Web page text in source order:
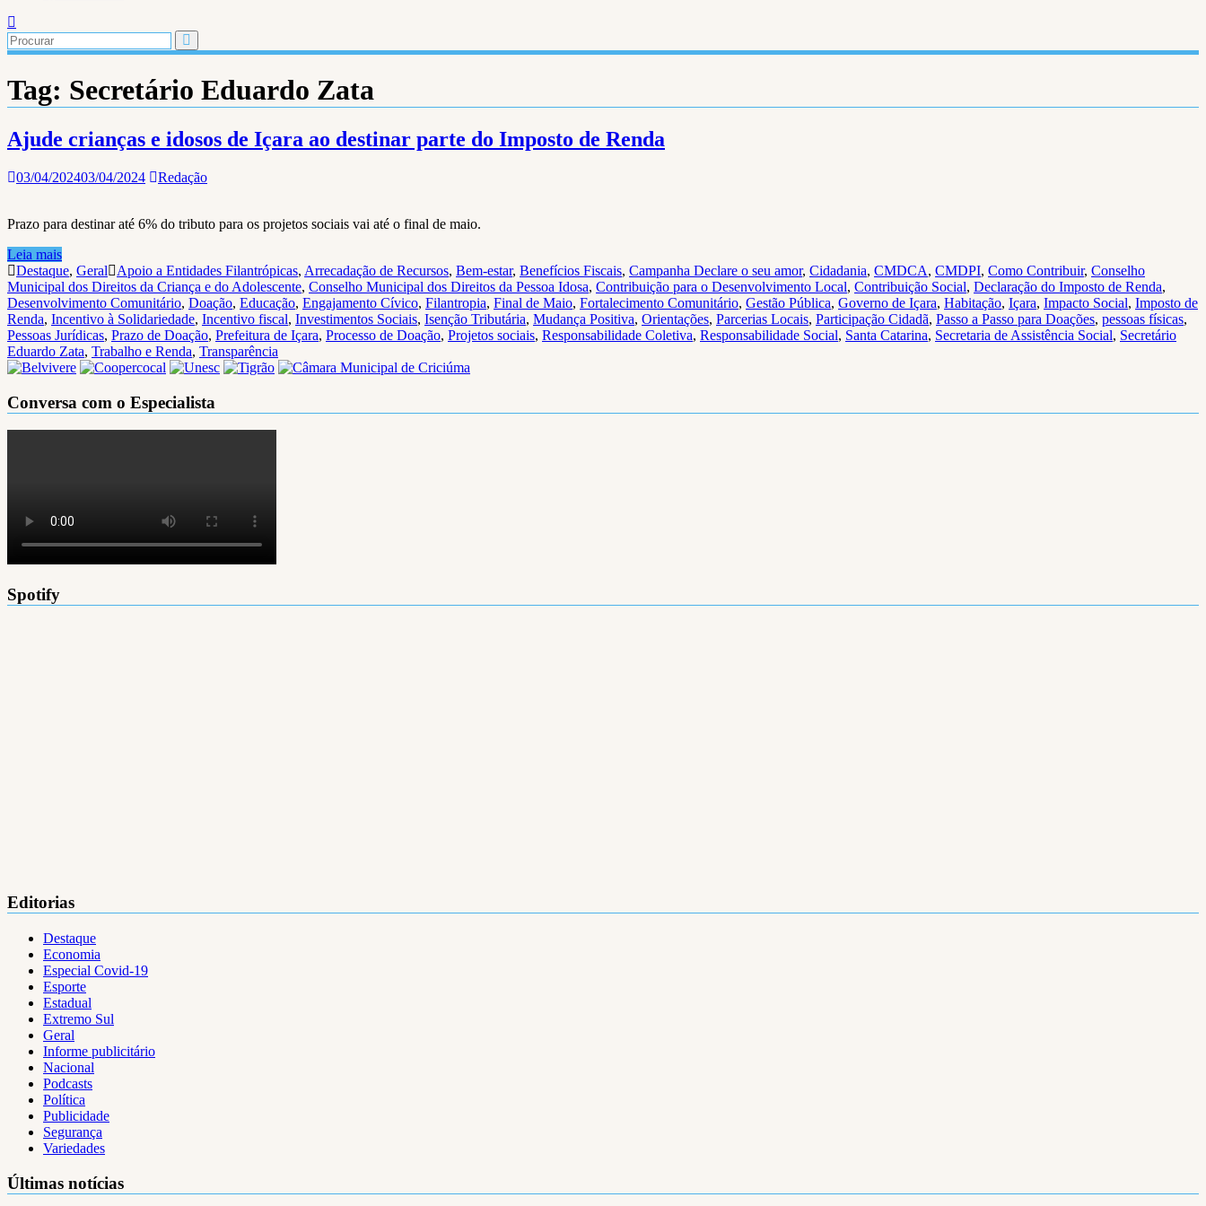
Tag: Secretário Eduardo Zata
Ajude crianças e idosos de Içara ao destinar parte do Imposto de Renda
03/04/202403/04/2024 Redação
Prazo para destinar até 6% do tributo para os projetos sociais vai até o final de maio.
Leia mais
Destaque, Geral Apoio a Entidades Filantrópicas, Arrecadação de Recursos, Bem-estar, Benefícios Fiscais, Campanha Declare o seu amor, Cidadania, CMDCA, CMDPI, Como Contribuir, Conselho
Municipal dos Direitos da Criança e do Adolescente, Conselho Municipal dos Direitos da Pessoa Idosa, Contribuição para o Desenvolvimento Local, Contribuição Social, Declaração do Imposto de Renda,
Desenvolvimento Comunitário, Doação, Educação, Engajamento Cívico, Filantropia, Final de Maio, Fortalecimento Comunitário, Gestão Pública, Governo de Içara, Habitação, Içara, Impacto Social, Imposto de
Renda, Incentivo à Solidariedade, Incentivo fiscal, Investimentos Sociais, Isenção Tributária, Mudança Positiva, Orientações, Parcerias Locais, Participação Cidadã, Passo a Passo para Doações, pessoas físicas,
Pessoas Jurídicas, Prazo de Doação, Prefeitura de Içara, Processo de Doação, Projetos sociais, Responsabilidade Coletiva, Responsabilidade Social, Santa Catarina, Secretaria de Assistência Social, Secretário
Eduardo Zata, Trabalho e Renda, Transparência
Conversa com o Especialista
Spotify
Editorias
Destaque
Economia
Especial Covid-19
Esporte
Estadual
Extremo Sul
Geral
Informe publicitário
Nacional
Podcasts
Política
Publicidade
Segurança
Variedades
Últimas notícias